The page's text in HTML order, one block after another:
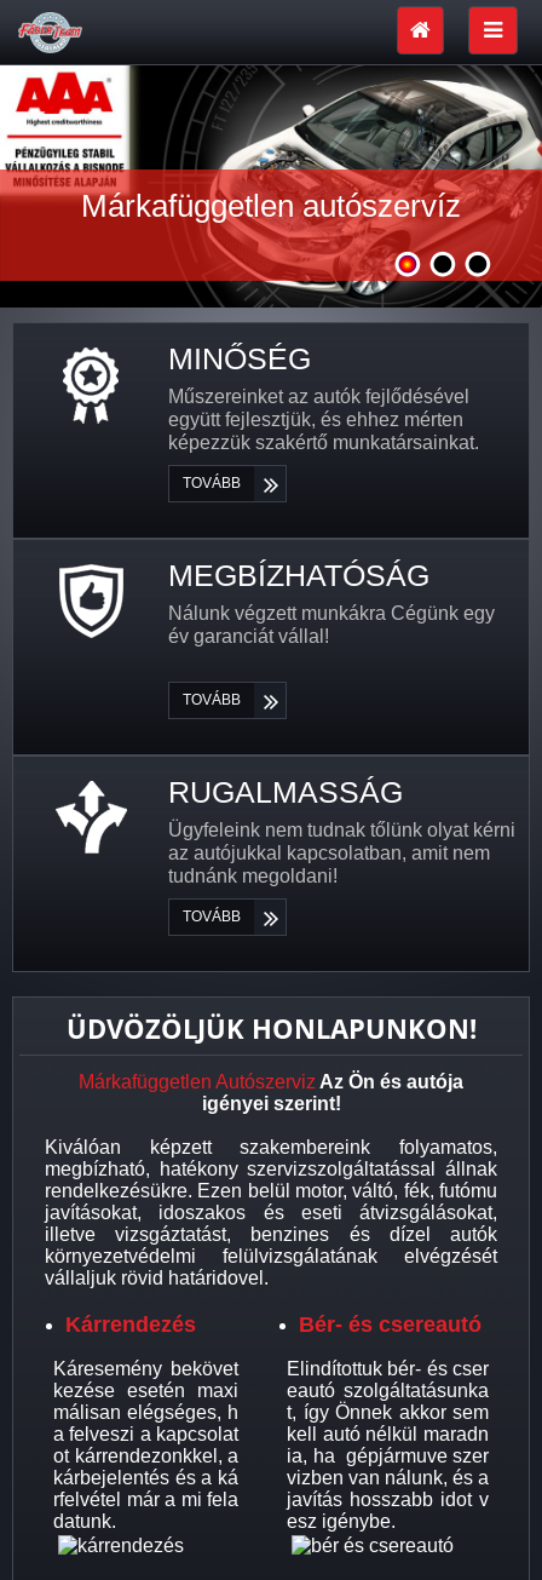
Márkafüggetlen autószervíz
MINŐSÉG
Műszereinket az autók fejlődésével
együtt fejlesztjük, és ehhez mérten
képezzük szakértő munkatársainkat.
TOVÁBB
MEGBÍZHATÓSÁG
Nálunk végzett munkákra Cégünk egy
év garanciát vállal!
TOVÁBB
RUGALMASSÁG
Ügyfeleink nem tudnak tőlünk olyat kérni
az autójukkal kapcsolatban, amit nem
tudnánk megoldani!
TOVÁBB
ÜDVÖZÖLJÜK HONLAPUNKON!
Márkafüggetlen Autószerviz Az Ön és autója
igényei szerint!
Kiválóan képzett szakembereink folyamatos,
megbízható, hatékony szervizszolgáltatással állnak
rendelkezésükre. Ezen belül motor, váltó, fék, futómu
javításokat, idoszakos és eseti átvizsgálásokat,
illetve vizsgáztatást, benzines és dízel autók
környezetvédelmi felülvizsgálatának elvégzését
vállaljuk rövid határidovel.
Kárrendezés
Káresemény bekövet
kezése esetén maxi
málisan elégséges, h
a felveszi a kapcsolat
ot kárrendezonkkel, a
kárbejelentés és a ká
rfelvétel már a mi fela
datunk.
Bér- és csereautó
Elindítottuk bér- és cser
eautó szolgáltatásunka
t, így Önnek akkor sem
kell autó nélkül maradn
ia, ha gépjármuve szer
vizben van nálunk, és a
javítás hosszabb idot v
esz igénybe.